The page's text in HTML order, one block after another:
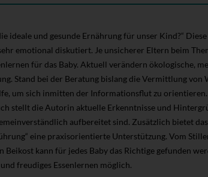
ideale und gesunde Ernährung für unser Kind?“
emotional diskutiert. Je unsicherer Eltern beim
für das Baby. Aktuell verändern ökologische,
Stand bei der Beratung bislang die Vermittlung
um sich inmitten der Informationsflut zu orientieren.
stellt die Autorin aktuelle Erkenntnisse und
aufbereitet sind. Zusätzlich bietet
eine praxisorientierte Unterstützung. Vom
Beikost kann für jedes Baby das Richtige gefunden
freudiges Essenlernen möglich.